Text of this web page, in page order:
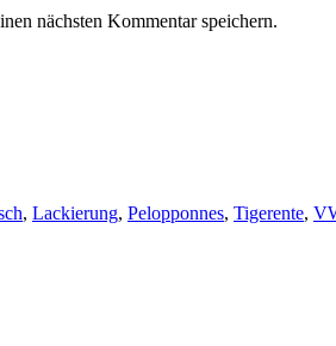
nächsten Kommentar speichern.
, Lackierung, Pelopponnes, Tigerente,